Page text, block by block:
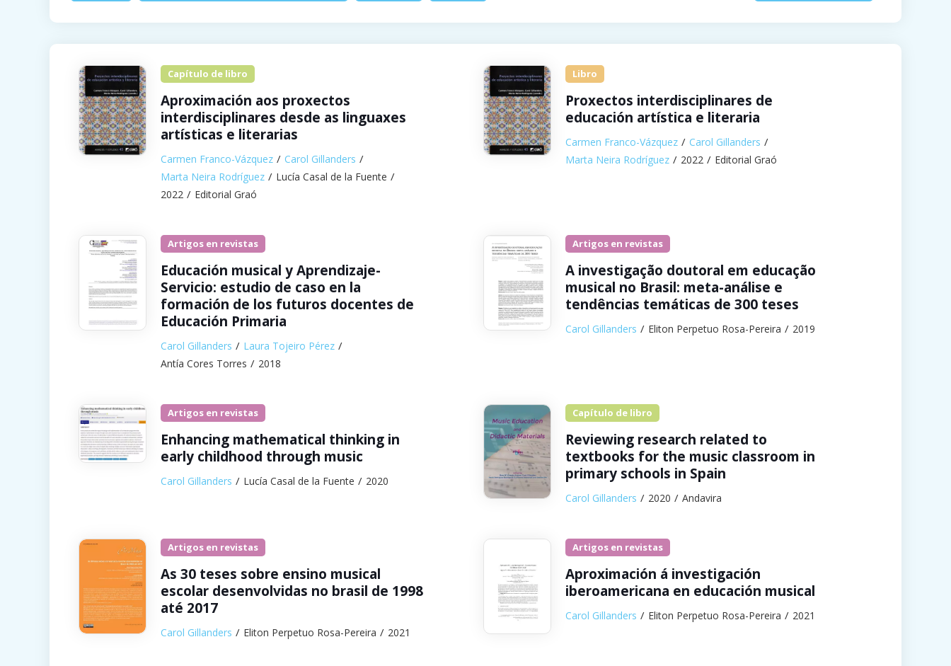
Capítulo de libro
Aproximación aos proxectos
interdisciplinares desde as linguaxes
artísticas e literarias
Carmen Franco-Vázquez
Carol Gillanders
Marta Neira Rodríguez
Lucía Casal de la Fuente
2022
Editorial Graó
Libro
Proxectos interdisciplinares de
educación artística e literaria
Carmen Franco-Vázquez
Carol Gillanders
Marta Neira Rodríguez
2022 Editorial Graó
Artigos en revistas
Educación musical y Aprendizaje-
Servicio: estudio de caso en la
formación de los futuros docentes de
Educación Primaria
Carol Gillanders
Laura Tojeiro Pérez
Antía Cores Torres
2018
Artigos en revistas
A investigação doutoral em educação
musical no Brasil: meta-análise e
tendências temáticas de 300 teses
Carol Gillanders Eliton Perpetuo Rosa-Pereira 2019
Artigos en revistas
Enhancing mathematical thinking in
early childhood through music
Carol Gillanders Lucía Casal de la Fuente 2020
Capítulo de libro
Reviewing research related to
textbooks for the music classroom in
primary schools in Spain
Carol Gillanders 2020 Andavira
Artigos en revistas
As 30 teses sobre ensino musical
escolar desenvolvidas no brasil de 1998
até 2017
Carol Gillanders Eliton Perpetuo Rosa-Pereira 2021
Artigos en revistas
Aproximación á investigación
iberoamericana en educación musical
Carol Gillanders Eliton Perpetuo Rosa-Pereira 2021